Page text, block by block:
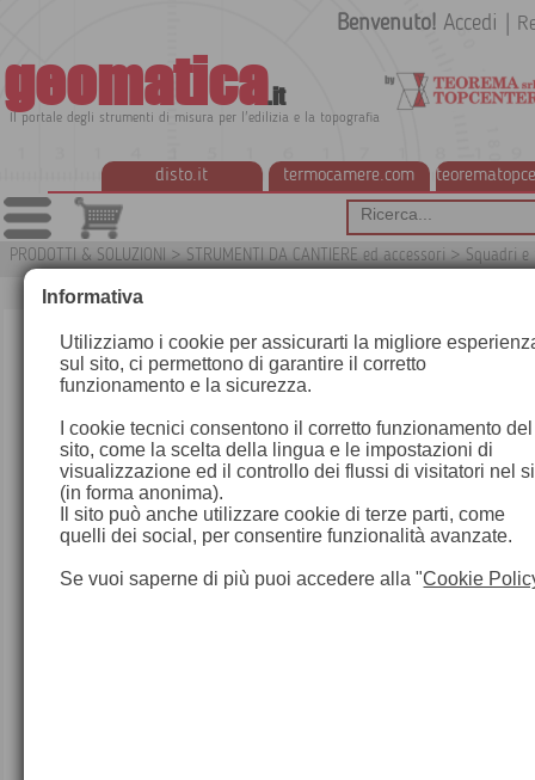
geomatica.it
Il portale degli strumenti di misura per l'edilizia e la topografia
disto.it termocamere.com
Benvenuto! Accedi
PRODOTTI & SOLUZIONI > STRUMENTI DA CANTIERE ed accessori > Squadri e
Informativa
Utilizziamo i cookie per assicurarti la migliore
sul sito, ci permettono di garantire il corretto
funzionamento e la sicurezza.
I cookie tecnici consentono il corretto funzionamento del
sito, come la scelta della lingua e le impostazioni di
visualizzazione ed il controllo dei flussi di visitatori nel
(in forma anonima).
Il sito può anche utilizzare cookie di terze parti, come
quelli dei social, per consentire funzionalità avanzate.
Se vuoi saperne di più puoi accedere alla "Cookie